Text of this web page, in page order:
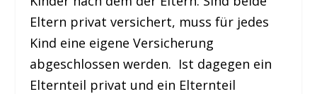
Eltern privat versichert, muss für jedes
Kind eine eigene Versicherung
abgeschlossen werden. Ist dagegen ein
Elternteil privat und ein Elternteil